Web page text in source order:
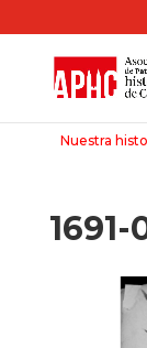
Nuestra